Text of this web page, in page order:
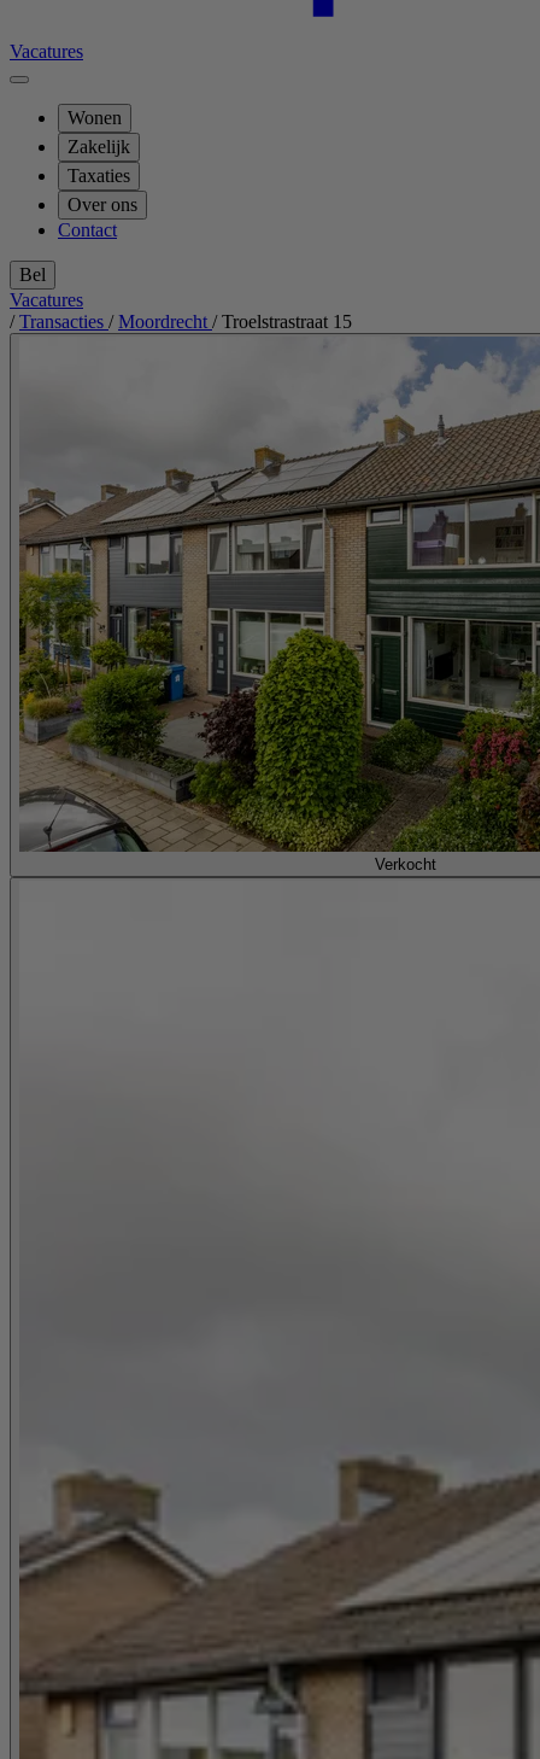
Vacatures
Wonen
Zakelijk
Taxaties
Over ons
Contact
Bel
Vacatures
/ Transacties / Moordrecht / Troelstrastraat 15
Verkocht